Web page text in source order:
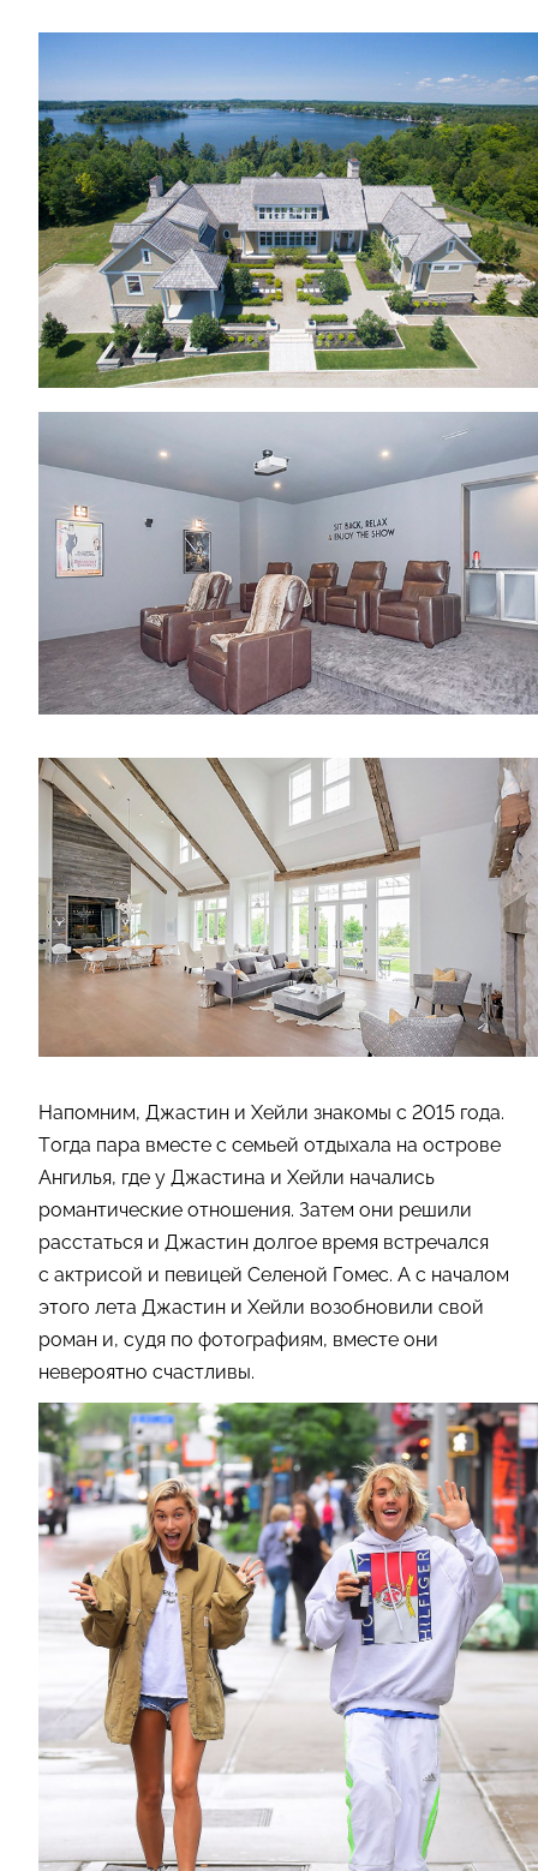
Напомним, Джастин и Хейли знакомы с 2015 года.
Тогда пара вместе с семьей отдыхала на острове
Ангилья, где у Джастина и Хейли начались
романтические отношения. Затем они решили
расстаться и Джастин долгое время встречался
с актрисой и певицей Селеной Гомес. А с началом
этого лета Джастин и Хейли возобновили свой
роман и, судя по фотографиям, вместе они
невероятно счастливы.